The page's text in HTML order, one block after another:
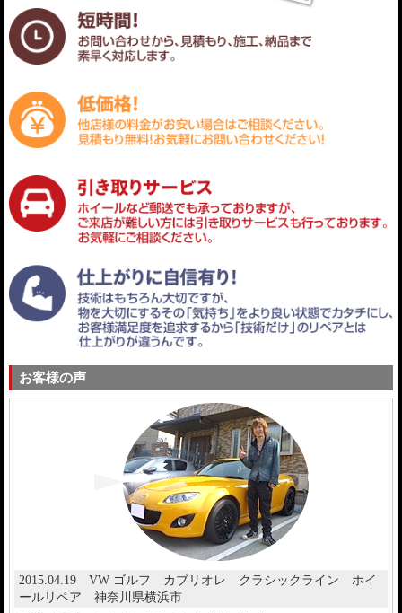
お客様の声
2015.04.19 VW ゴルフ カブリオレ クラシックライン ホイ
ールリペア 神奈川県横浜市